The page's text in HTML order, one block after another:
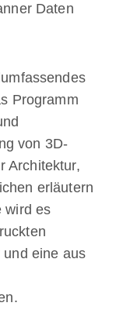
Daten
Programm
von 3D-
Architektur,
erläutern
wird es
eine aus